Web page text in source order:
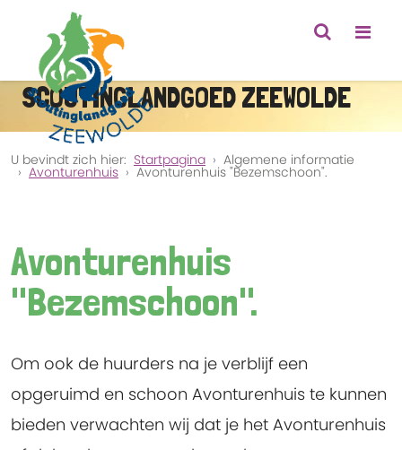
SCOUTINGLANDGOED ZEEWOLDE
U bevindt zich hier: Startpagina Algemene informatie
Avonturenhuis Avonturenhuis "Bezemschoon".
Avonturenhuis
"Bezemschoon".
Om ook de huurders na je verblijf een
opgeruimd en schoon Avonturenhuis te kunnen
bieden verwachten wij dat je het Avonturenhuis